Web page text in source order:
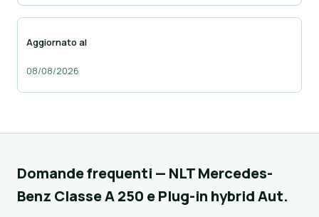
Aggiornato al
08/08/2026
Domande frequenti — NLT Mercedes-
Benz Classe A 250 e Plug-in hybrid Aut.